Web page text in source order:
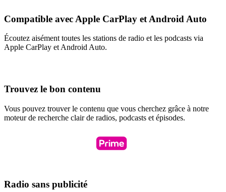
Compatible avec Apple CarPlay et Android Auto
Écoutez aisément toutes les stations de radio et les podcasts via
Apple CarPlay et Android Auto.
Trouvez le bon contenu
Vous pouvez trouver le contenu que vous cherchez grâce à notre
moteur de recherche clair de radios, podcasts et épisodes.
Radio sans publicité